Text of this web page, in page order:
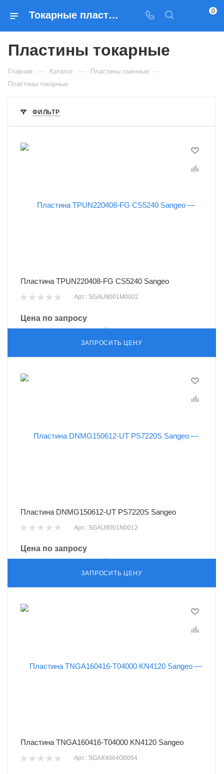
Токарные пластины — купить твердосплавные пластины для токарных резцов по металлу по выгодным ценам 0
Пластины токарные
Главная — Каталог — Пластины сменные —
Пластины токарные
ФИЛЬТР
Пластина TPUN220408-FG CS5240 Sangeo
Арт.: SGAU9001M0002
Цена по запросу
ЗАПРОСИТЬ ЦЕНУ
Пластина DNMG150612-UT PS7220S Sangeo
Арт.: SGAU9001N0012
Цена по запросу
ЗАПРОСИТЬ ЦЕНУ
Пластина TNGA160416-T04000 KN4120 Sangeo
Арт.: SGAX4064O0054